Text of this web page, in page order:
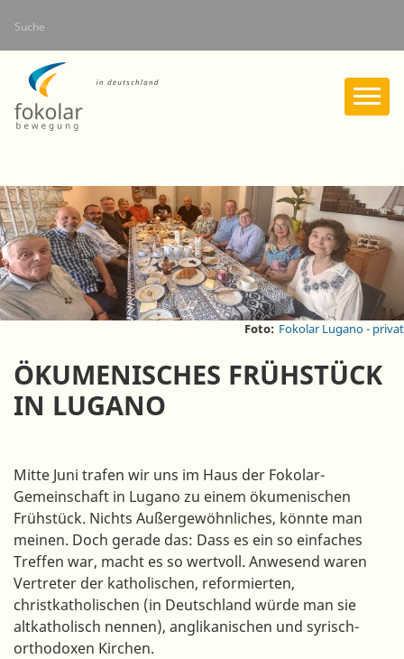
Inhalt
Suche
Foto: Fokolar Lugano - privat
ÖKUMENISCHES FRÜHSTÜCK
IN LUGANO
Mitte Juni trafen wir uns im Haus der Fokolar-
Gemeinschaft in Lugano zu einem ökumenischen
Frühstück. Nichts Außergewöhnliches, könnte man
meinen. Doch gerade das: Dass es ein so einfaches
Treffen war, macht es so wertvoll. Anwesend waren
Vertreter der katholischen, reformierten,
christkatholischen (in Deutschland würde man sie
altkatholisch nennen), anglikanischen und syrisch-
orthodoxen Kirchen.